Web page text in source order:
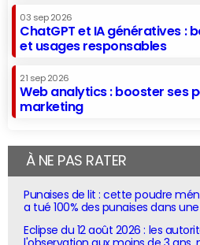
03 sep 2026
ChatGPT et IA génératives :
et usages responsables
21 sep 2026
Web analytics : booster ses
marketing
À NE PAS RATER
Punaises de lit : cette poudre
a tué 100% des punaises dans
Eclipse du 12 août 2026 : les